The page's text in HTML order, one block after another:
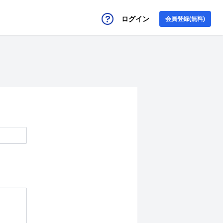
ログイン 会員登録(無料)